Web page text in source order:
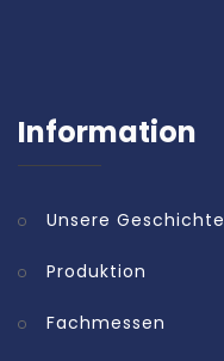
Information
Unsere Geschichte
Produktion
Fachmessen